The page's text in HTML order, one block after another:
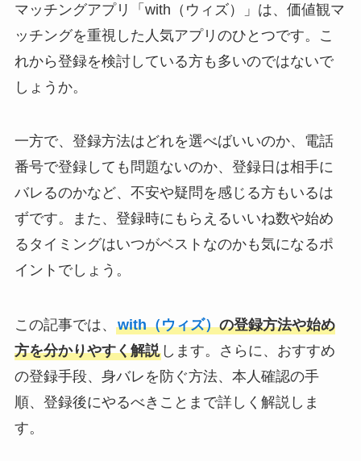
マッチングアプリ「with（ウィズ）」は、価値観マ
ッチングを重視した人気アプリのひとつです。こ
れから登録を検討している方も多いのではないで
しょうか。
一方で、登録方法はどれを選べばいいのか、電話
番号で登録しても問題ないのか、登録日は相手に
バレるのかなど、不安や疑問を感じる方もいるは
ずです。また、登録時にもらえるいいね数や始め
るタイミングはいつがベストなのかも気になるポ
イントでしょう。
この記事では、 with（ウィズ）の登録方法や始め
方を分かりやすく解説します。さらに、おすすめ
の登録手段、身バレを防ぐ方法、本人確認の手
順、登録後にやるべきことまで詳しく解説しま
す。